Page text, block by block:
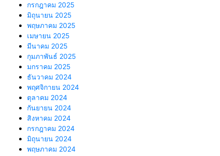
กรกฎาคม 2025
มิถุนายน 2025
พฤษภาคม 2025
เมษายน 2025
มีนาคม 2025
กุมภาพันธ์ 2025
มกราคม 2025
ธันวาคม 2024
พฤศจิกายน 2024
ตุลาคม 2024
กันยายน 2024
สิงหาคม 2024
กรกฎาคม 2024
มิถุนายน 2024
พฤษภาคม 2024